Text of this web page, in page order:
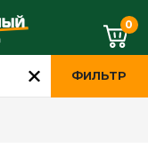
0
ФИЛЬТР